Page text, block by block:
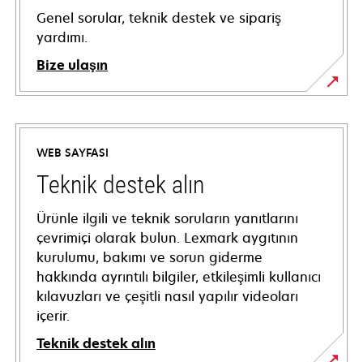
Genel sorular, teknik destek ve sipariş
yardımı.
Bize ulaşın
WEB SAYFASI
Teknik destek alın
Ürünle ilgili ve teknik soruların yanıtlarını
çevrimiçi olarak bulun. Lexmark aygıtının
kurulumu, bakımı ve sorun giderme
hakkında ayrıntılı bilgiler, etkileşimli kullanıcı
kılavuzları ve çeşitli nasıl yapılır videoları
içerir.
Teknik destek alın